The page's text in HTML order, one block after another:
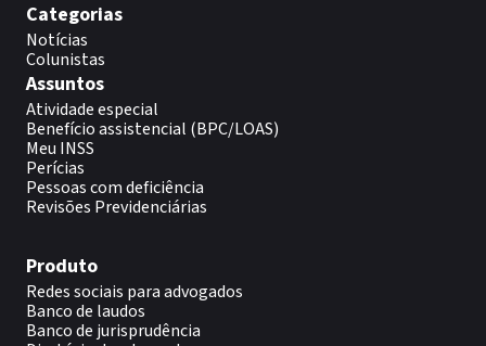
Categorias
Notícias
Colunistas
Assuntos
Atividade especial
Benefício assistencial (BPC/LOAS)
Meu INSS
Perícias
Pessoas com deficiência
Revisões Previdenciárias
Produto
Redes sociais para advogados
Banco de laudos
Banco de jurisprudência